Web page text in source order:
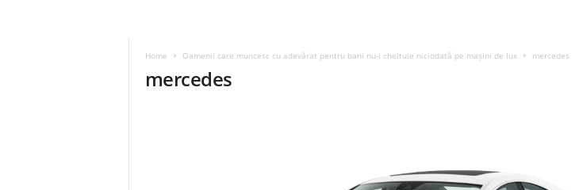
o
Home Oamenii care muncesc cu adevărat pentru bani nu-i cheltuie niciodată pe mașini de lux mercedes
mercedes